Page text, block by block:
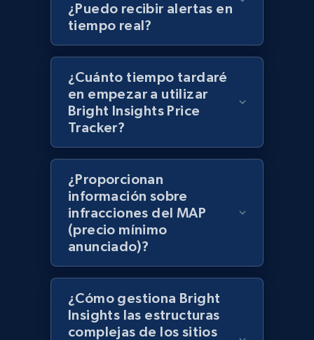
Best Buy products - Collect data on
products using specified keywords
URL, Product id, Title, Images, Final price,
Currency, Discount, Initial price, and more.
1.1K+ 149+ Comenzar ahora
Lazada - Products
URL, Title, Rating, Reviews, Initial price, Final
price, Currency, Stock, and more.
992+ 165+ Comenzar ahora
¿Puedo recibir alertas en
tiempo real?
¿Cuánto tiempo tardaré
en empezar a utilizar
Bright Insights Price
Tracker?
¿Proporcionan
información sobre
infracciones del MAP
(precio mínimo
anunciado)?
¿Cómo gestiona Bright
Insights las estructuras
complejas de los sitios